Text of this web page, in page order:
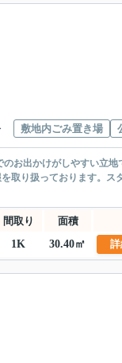
敷地内ごみ置き場
お出かけがしやすい立
取り扱っております。ス
間取り 面積
1K 30.40㎡